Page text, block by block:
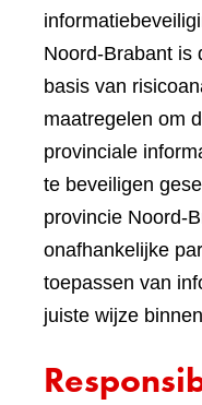
Noord-Brabant is
basis van
maatregelen om
provinciale
te beveiligen
provincie Noord-
onafhankelijke
toepassen van
juiste wijze